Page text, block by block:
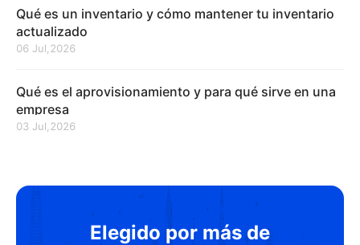
Qué es un inventario y cómo mantener tu inventario
actualizado
06 Jul,2026
Qué es el aprovisionamiento y para qué sirve en una
empresa
03 Jul,2026
Elegido por más de